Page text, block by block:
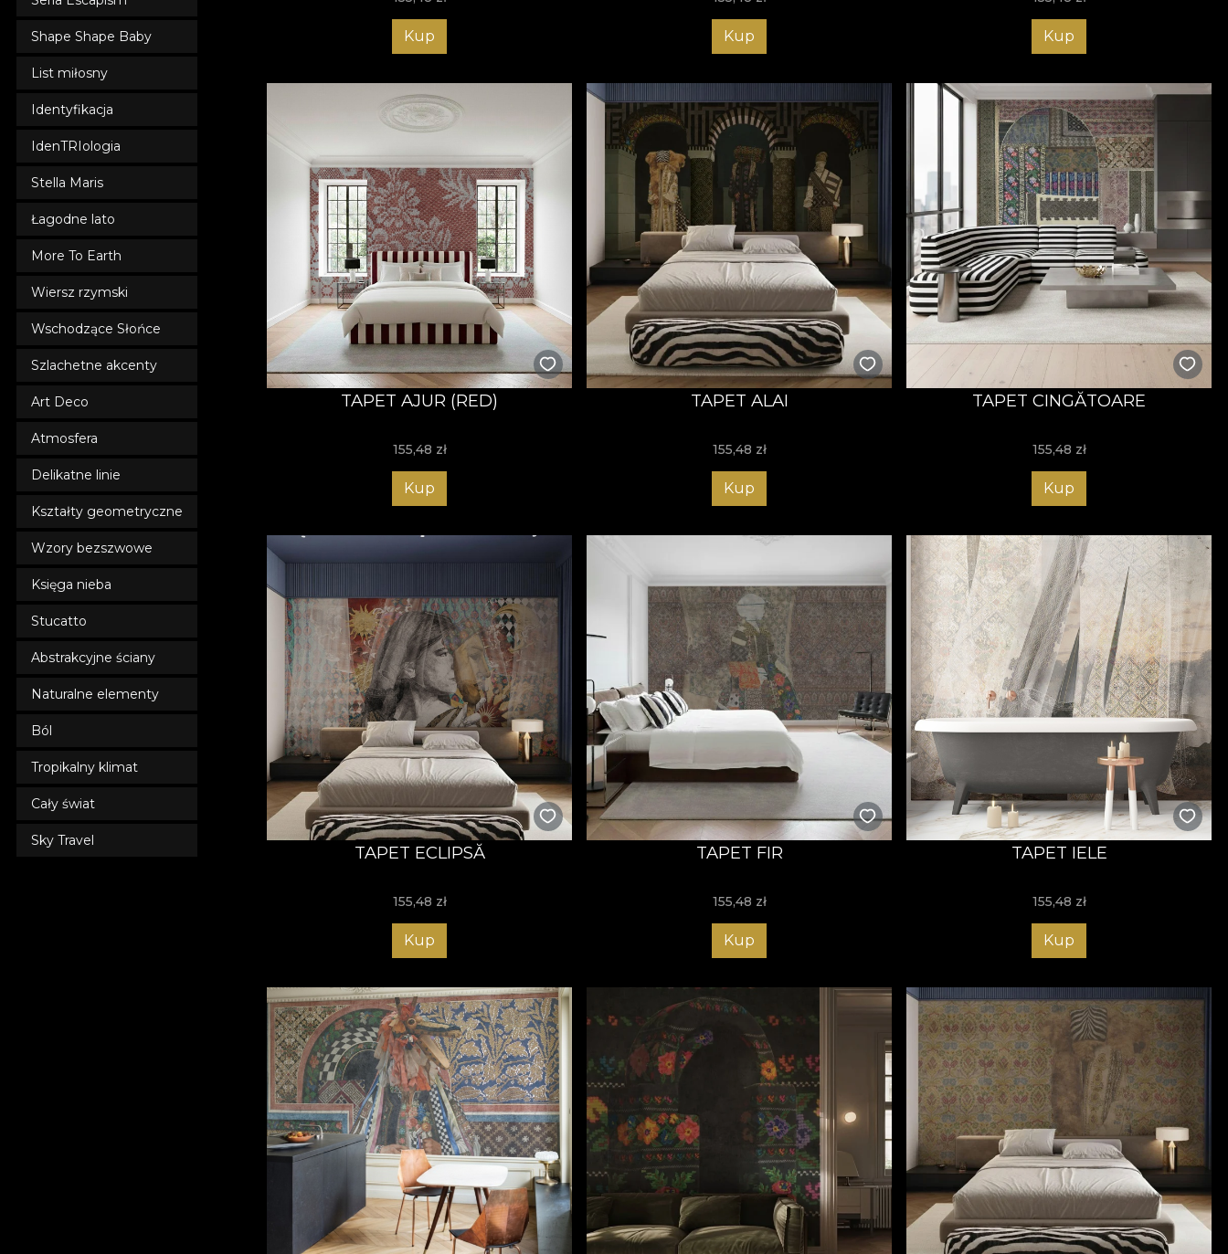
Shape Shape Baby
List miłosny
Identyfikacja
IdenTRIologia
Stella Maris
Łagodne lato
More To Earth
Wiersz rzymski
Wschodzące Słońce
Szlachetne akcenty
Art Deco
Atmosfera
Delikatne linie
Kształty geometryczne
Wzory bezszwowe
Księga nieba
Stucatto
Abstrakcyjne ściany
Naturalne elementy
Ból
Tropikalny klimat
Cały świat
Sky Travel
Kup Kup Kup
TAPET AJUR (RED)
155,48 zł
Kup
TAPET ALAI
155,48 zł
Kup
TAPET CINGĂTOARE
155,48 zł
Kup
TAPET ECLIPSĂ
155,48 zł
Kup
TAPET FIR
155,48 zł
Kup
TAPET IELE
155,48 zł
Kup